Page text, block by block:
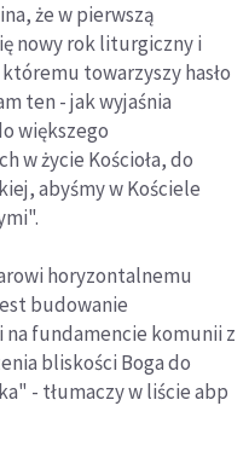
że w pierwszą
nowy rok liturgiczny i
towarzyszy hasło
ten - jak wyjaśnia
większego
w życie Kościoła, do
abyśmy w Kościele
horyzontalnemu
budowanie
fundamencie komunii z
bliskości Boga do
- tłumaczy w liście abp